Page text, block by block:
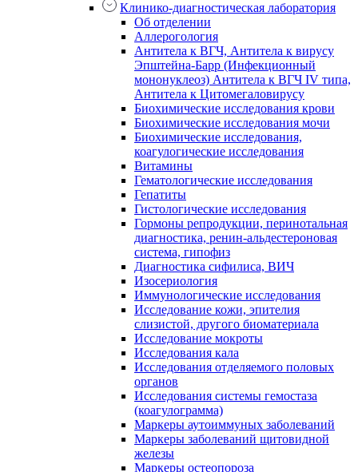
Клинико-диагностическая лаборатория
Об отделении
Аллерогология
Антитела к ВГЧ, Антитела к вирусу
Эпштейна-Барр (Инфекционный
мононуклеоз) Антитела к ВГЧ IV типа,
Антитела к Цитомегаловирусу
Биохимические исследования крови
Биохимические исследования мочи
Биохимические исследования,
коагулогические исследования
Витамины
Гематологические исследования
Гепатиты
Гистологические исследования
Гормоны репродукции, перинотальная
диагностика, ренин-альдестероновая
система, гипофиз
Диагностика сифилиса, ВИЧ
Изосериология
Иммунологические исследования
Исследование кожи, эпителия
слизистой, другого биоматериала
Исследование мокроты
Исследования кала
Исследования отделяемого половых
органов
Исследования системы гемостаза
(коагулограмма)
Маркеры аутоиммуных заболеваний
Маркеры заболеваний щитовидной
железы
Маркеры остеопороза